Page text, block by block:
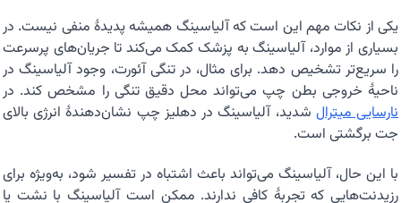
یکی از نکات مهم این است که آلیاسینگ همیشه پدیدهٔ منفی نیست. در
بسیاری از موارد، آلیاسینگ به پزشک کمک می‌کند تا جریان‌های پرسرعت
را سریع‌تر تشخیص دهد. برای مثال، در تنگی آئورت، وجود آلیاسینگ در
ناحیهٔ خروجی بطن چپ می‌تواند محل دقیق تنگی را مشخص کند. در
نارسایی میترال شدید، آلیاسینگ در دهلیز چپ نشان‌دهندهٔ انرژی بالای
جت برگشتی است.
با این حال، آلیاسینگ می‌تواند باعث اشتباه در تفسیر شود، به‌ویژه برای
رزیدنت‌هایی که تجربهٔ کافی ندارند. ممکن است آلیاسینگ با نشت یا